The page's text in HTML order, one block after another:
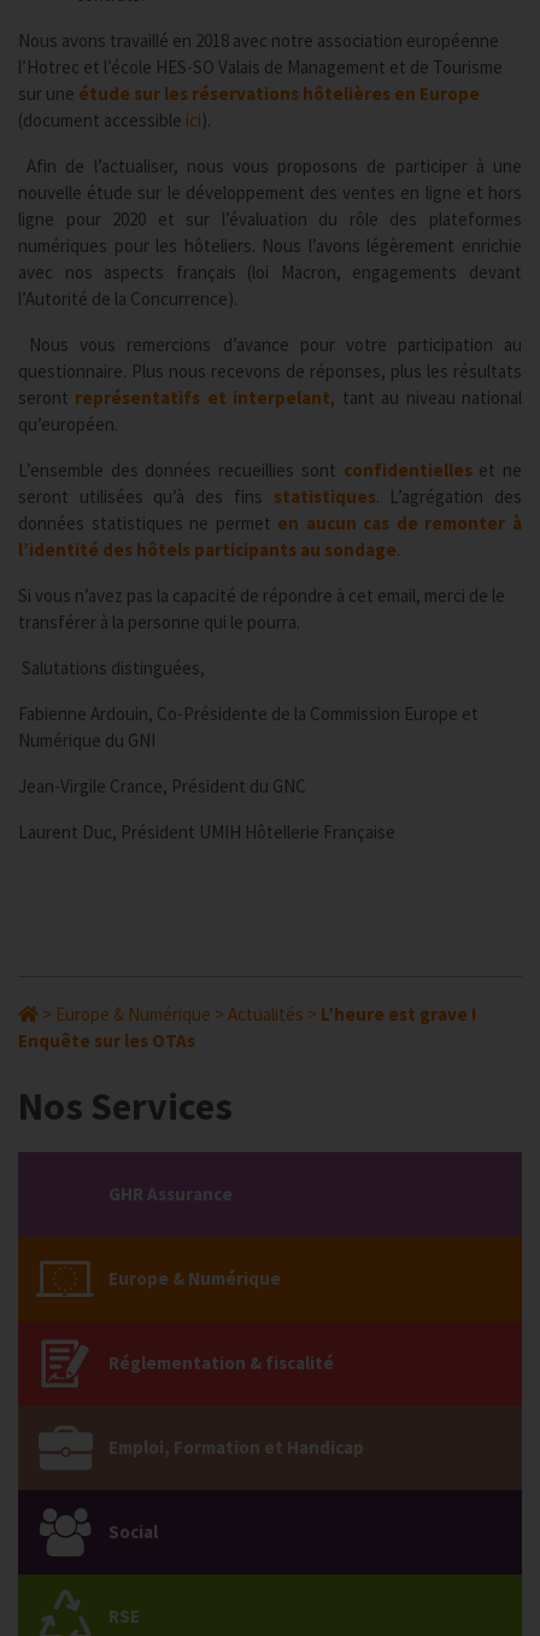
Nous avons travaillé en 2018 avec notre association européenne
l’Hotrec et l’école HES-SO Valais de Management et de Tourisme
sur une étude sur les réservations hôtelières en Europe
(document accessible ici).
Afin de l’actualiser, nous vous proposons de participer à une
nouvelle étude sur le développement des ventes en ligne et hors
ligne pour 2020 et sur l’évaluation du rôle des plateformes
numériques pour les hôteliers. Nous l’avons légèrement enrichie
avec nos aspects français (loi Macron, engagements devant
l’Autorité de la Concurrence).
Nous vous remercions d’avance pour votre participation au
questionnaire. Plus nous recevons de réponses, plus les résultats
seront représentatifs et interpelant, tant au niveau national
qu’européen.
L’ensemble des données recueillies sont confidentielleset ne
seront utilisées qu’à des fins statistiques. L’agrégation des
données statistiques ne permet en aucun cas de remonter à
l’identité des hôtels participants au sondage.
Si vous n’avez pas la capacité de répondre à cet email, merci de le
transférer à la personne qui le pourra.
Salutations distinguées,
Fabienne Ardouin, Co-Présidente de la Commission Europe et
Numérique du GNI
Jean-Virgile Crance, Président du GNC
Laurent Duc, Président UMIH Hôtellerie Française
> Europe & Numérique >Actualités > L’heure est grave !
Enquête sur les OTAs
Nos Services
GHR Assurance
Europe & Numérique
Réglementation & fiscalité
Emploi, Formation et Handicap
Social
RSE